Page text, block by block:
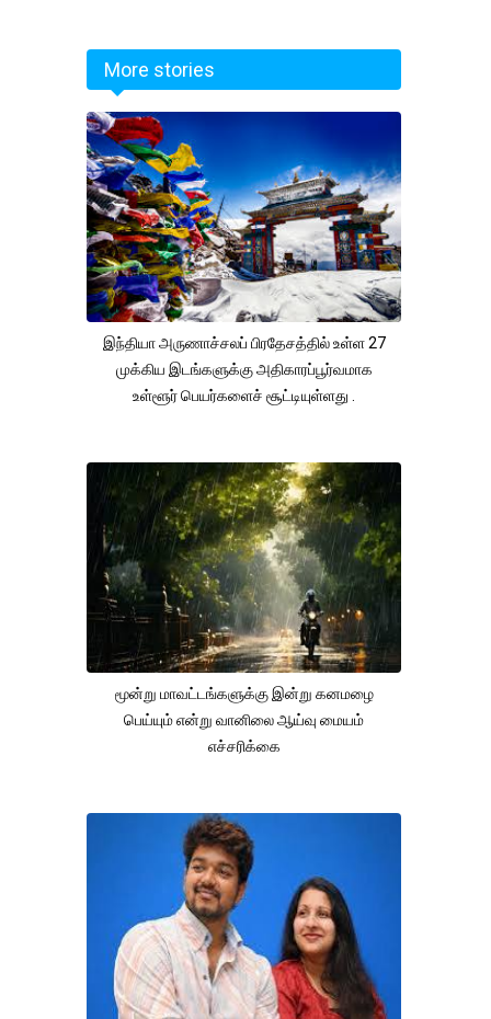
More stories
இந்தியா அருணாச்சலப் பிரதேசத்தில் உள்ள 27
முக்கிய இடங்களுக்கு அதிகாரப்பூர்வமாக
உள்ளூர் பெயர்களைச் சூட்டியுள்ளது .
மூன்று மாவட்டங்களுக்கு இன்று கனமழை
பெய்யும் என்று வானிலை ஆய்வு மையம்
எச்சரிக்கை